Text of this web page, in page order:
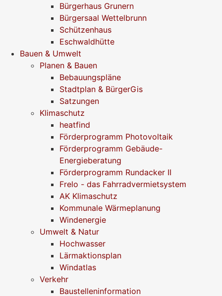
Bürgerhaus Grunern
Bürgersaal Wettelbrunn
Schützenhaus
Eschwaldhütte
Bauen & Umwelt
Planen & Bauen
Bebauungspläne
Stadtplan & BürgerGis
Satzungen
Klimaschutz
heatfind
Förderprogramm Photovoltaik
Förderprogramm Gebäude-
Energieberatung
Förderprogramm Rundacker II
Frelo - das Fahrradvermietsystem
AK Klimaschutz
Kommunale Wärmeplanung
Windenergie
Umwelt & Natur
Hochwasser
Lärmaktionsplan
Windatlas
Verkehr
Baustelleninformation